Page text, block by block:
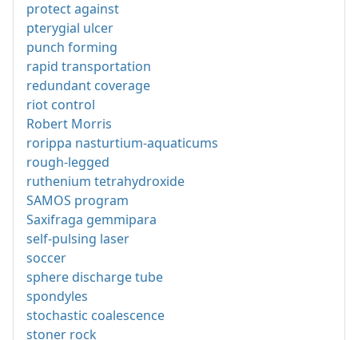
protect against
pterygial ulcer
punch forming
rapid transportation
redundant coverage
riot control
Robert Morris
rorippa nasturtium-aquaticums
rough-legged
ruthenium tetrahydroxide
SAMOS program
Saxifraga gemmipara
self-pulsing laser
soccer
sphere discharge tube
spondyles
stochastic coalescence
stoner rock